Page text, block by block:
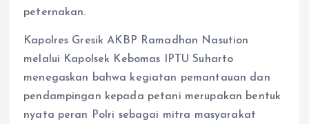
peternakan.
Kapolres Gresik AKBP Ramadhan Nasution
melalui Kapolsek Kebomas IPTU Suharto
menegaskan bahwa kegiatan pemantauan dan
pendampingan kepada petani merupakan bentuk
nyata peran Polri sebagai mitra masyarakat